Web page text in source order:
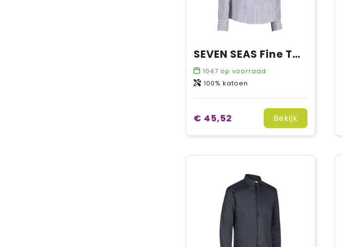
SEVEN SEAS Fine Twill Cadet | modern | dames
1047 op voorraad
100% katoen
€ 45,52 Bekijk